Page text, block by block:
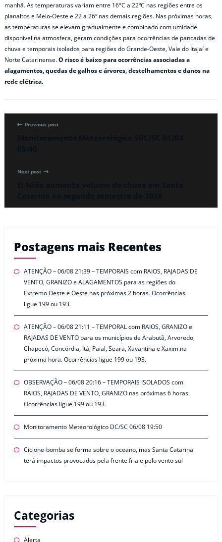
manhã. As temperaturas variam entre 16°C a 22ºC nas regiões entre os
planaltos e Meio-Oeste e 22 a 26º nas demais regiões. Nas próximas horas,
as temperaturas se elevam gradualmente e combinado com umidade
disponível na atmosfera, geram condições para ocorrências de pancadas de
chuva e temporais isolados para regiões do Grande-Oeste, Vale do Itajaí e
Norte Catarinense.O risco é baixo para ocorrências associadas a
alagamentos, quedas de galhos e árvores, destelhamentos e danos na
rede elétrica.
Previous post
Next post
Postagens mais Recentes
ATENÇÃO – 06/08 21:39 – TEMPORAIS com RAIOS, RAJADAS DE
VENTO, GRANIZO e ALAGAMENTOS para as regiões do
Extremo Oeste e Oeste nas próximas 2 horas. Ocorrências
ligue 199 ou 193.
ATENÇÃO – 06/08 21:11 – TEMPORAL com RAIOS, GRANIZO e
RAJADAS DE VENTO para os municípios de Arabutã, Arvoredo,
Chapecó, Concórdia, Itá, Paial, Seara, Xavantina e Xaxim na
próxima hora. Ocorrências ligue 199 ou 193.
OBSERVAÇÃO – 06/08 20:16 – TEMPORAIS ISOLADOS com
RAIOS, RAJADAS DE VENTO, GRANIZO nas próximas 6 horas.
Ocorrências ligue 199 ou 193.
Monitoramento Meteorológico DC/SC 06/08 19:50
Ciclone-bomba se forma sobre o oceano, mas Santa Catarina
terá impactos provocados pela frente fria e pelo vento sul
Categorias
Alerta